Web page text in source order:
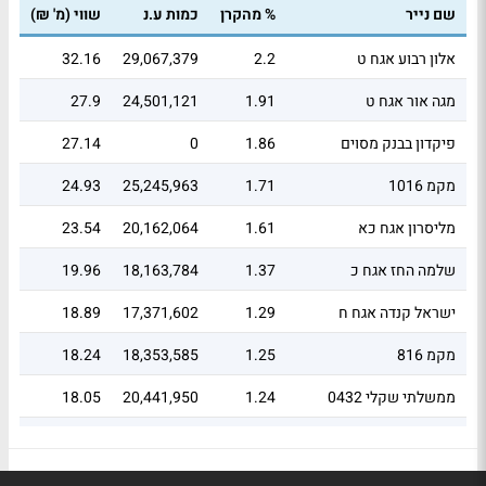
סה"כ 396
99.89
1,179,259,620
1,456.28
שם נייר % מהקרן כמות ע.נ
שווי (מ' ₪)
אלון רבוע אגח ט
2.2
29,067,379
32.16
מגה אור אגח ט
1.91
24,501,121
27.9
פיקדון בבנק מסוים
1.86
0
27.14
מקמ 1016
1.71
25,245,963
24.93
מליסרון אגח כא
1.61
20,162,064
23.54
שלמה החז אגח כ
1.37
18,163,784
19.96
ישראל קנדה אגח ח
1.29
17,371,602
18.89
מקמ 816
1.25
18,353,585
18.24
ממשלתי שקלי 0432
1.24
20,441,950
18.05